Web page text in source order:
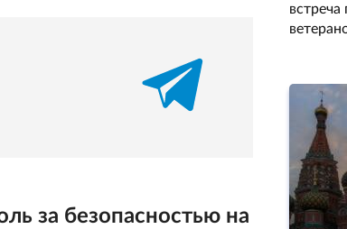
за безопасностью на
встреча